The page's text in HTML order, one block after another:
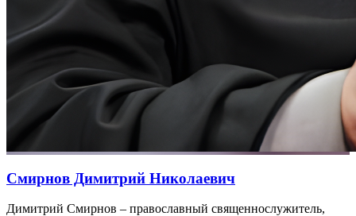
Смирнов Димитрий Николаевич
Димитрий Смирнов – православный священнослужитель,